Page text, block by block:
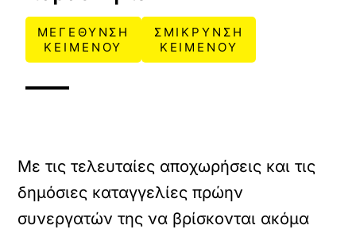
ΜΕΓΕΘΥΝΣΗ
ΚΕΙΜΕΝΟΥ
ΣΜΙΚΡΥΝΣΗ
ΚΕΙΜΕΝΟΥ
Με τις τελευταίες αποχωρήσεις και τις
δημόσιες καταγγελίες πρώην
συνεργατών της να βρίσκονται ακόμα